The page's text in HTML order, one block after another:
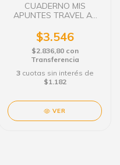
CUADERNO MIS
APUNTES TRAVEL A4
$3.546
$2.836,80 con
Transferencia
3 cuotas sin interés de
$1.182
VER